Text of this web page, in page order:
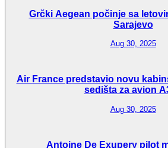
Grčki Aegean počinje sa
Sarajevo
Aug 30, 2025
Air France predstavio novu
sedišta za avion
Aug 30, 2025
Antoine De Exupery pilot